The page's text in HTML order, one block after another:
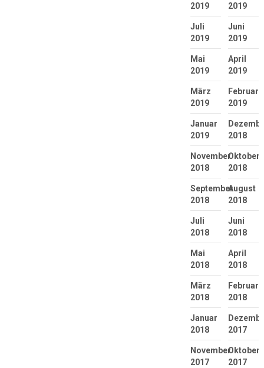
2019
2019
Juli
2019
Juni
2019
Mai
2019
April
2019
März
2019
Februar
2019
Januar
2019
2018
November
2018
Oktober
2018
September
2018
August
2018
Juli
2018
Juni
2018
Mai
2018
April
2018
März
2018
Februar
2018
Januar
2018
2017
November
2017
Oktober
2017